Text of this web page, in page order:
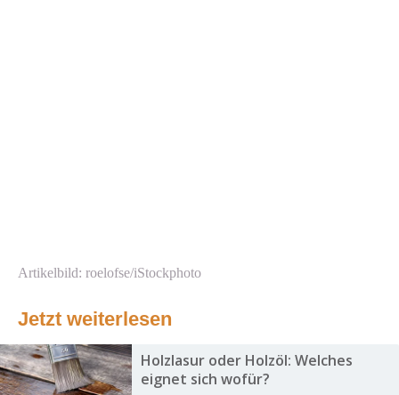
Artikelbild: roelofse/iStockphoto
Jetzt weiterlesen
Holzlasur oder Holzöl: Welches
eignet sich wofür?